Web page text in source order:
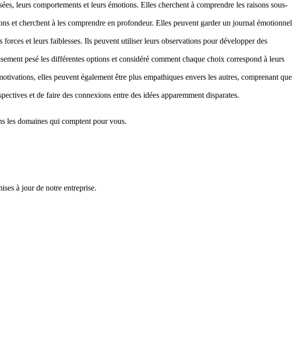
leurs comportements et leurs émotions. Elles cherchent à comprendre les raisons sous-
et cherchent à les comprendre en profondeur. Elles peuvent garder un journal émotionnel
et leurs faiblesses. Ils peuvent utiliser leurs observations pour développer des
pesé les différentes options et considéré comment chaque choix correspond à leurs
elles peuvent également être plus empathiques envers les autres, comprenant que
et de faire des connexions entre des idées apparemment disparates.
les domaines qui comptent pour vous.
à jour de notre entreprise.